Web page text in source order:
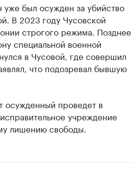
уже был осужден за убийство
В 2023 году Чусовской
строгого режима. Позднее
специальной военной
в Чусовой, где совершил
что подозревал бывшую
осужденный проведет в
учреждение
лишению свободы.